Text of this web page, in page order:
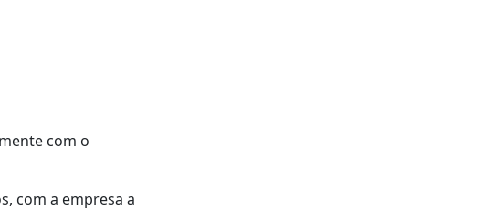
com o
com a empresa a